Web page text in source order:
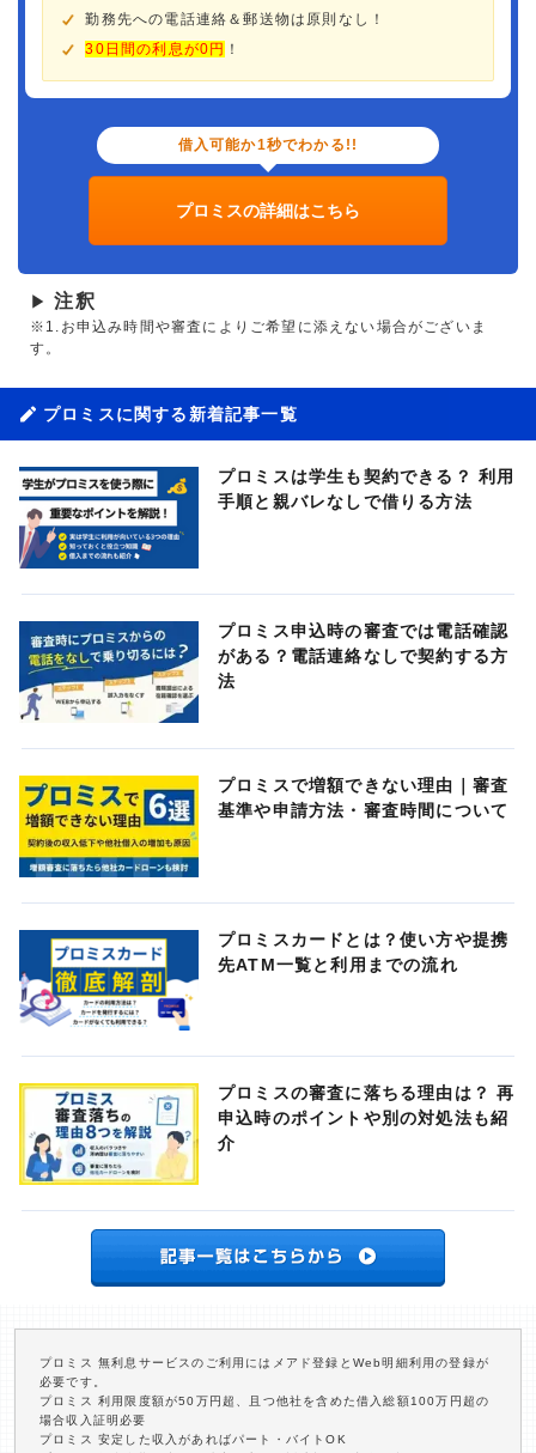
勤務先への電話連絡＆郵送物は原則なし！
30日間の利息が0円 ！
借入可能か1秒でわかる!!
プロミスの詳細はこちら
▶ 注釈
※1.お申込み時間や審査によりご希望に添えない場合がございま
す。
プロミスに関する新着記事一覧
プロミスは学生も契約できる？ 利用
手順と親バレなしで借りる方法
プロミス申込時の審査では電話確認
がある？電話連絡なしで契約する方
法
プロミスで増額できない理由｜審査
基準や申請方法・審査時間について
プロミスカードとは？使い方や提携
先ATM一覧と利用までの流れ
プロミスの審査に落ちる理由は？ 再
申込時のポイントや別の対処法も紹
介
プロミス 無利息サービスのご利用にはメアド登録とWeb明細利用の登録が
必要です。
プロミス 利用限度額が50万円超、且つ他社を含めた借入総額100万円超の
場合収入証明必要
プロミス 安定した収入があればパート・バイトOK